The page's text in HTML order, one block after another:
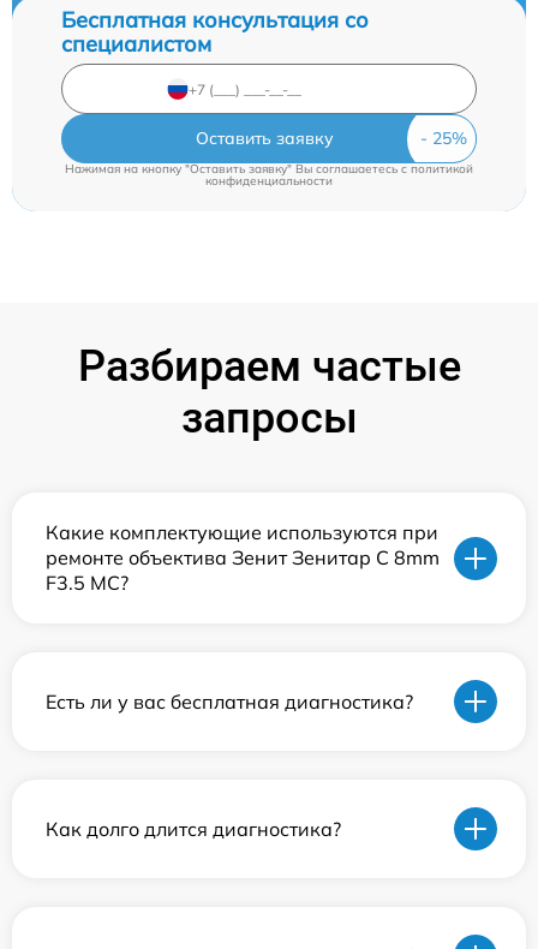
Бесплатная консультация со
специалистом
Оставить заявку
Нажимая на кнопку "Оставить заявку" Вы соглашаетесь cполитикой
конфиденциальности
Разбираем частые
запросы
Какие комплектующие используются при
ремонте объектива Зенит Зенитар C 8mm
F3.5 МС?
Есть ли у вас бесплатная диагностика?
Как долго длится диагностика?